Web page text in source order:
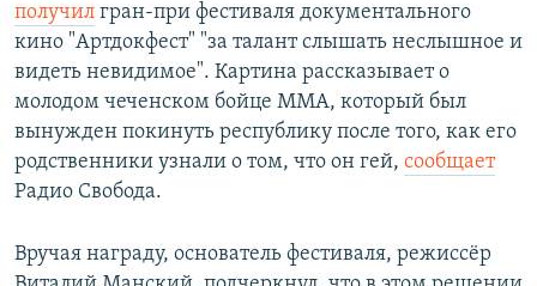
получил гран-при фестиваля документального
кино "Артдокфест" "за талант слышать неслышное и
видеть невидимое". Картина рассказывает о
молодом чеченском бойце ММА, который был
вынужден покинуть республику после того, как его
родственники узнали о том, что он гей, сообщает
Радио Свобода.
Вручая награду, основатель фестиваля, режиссёр